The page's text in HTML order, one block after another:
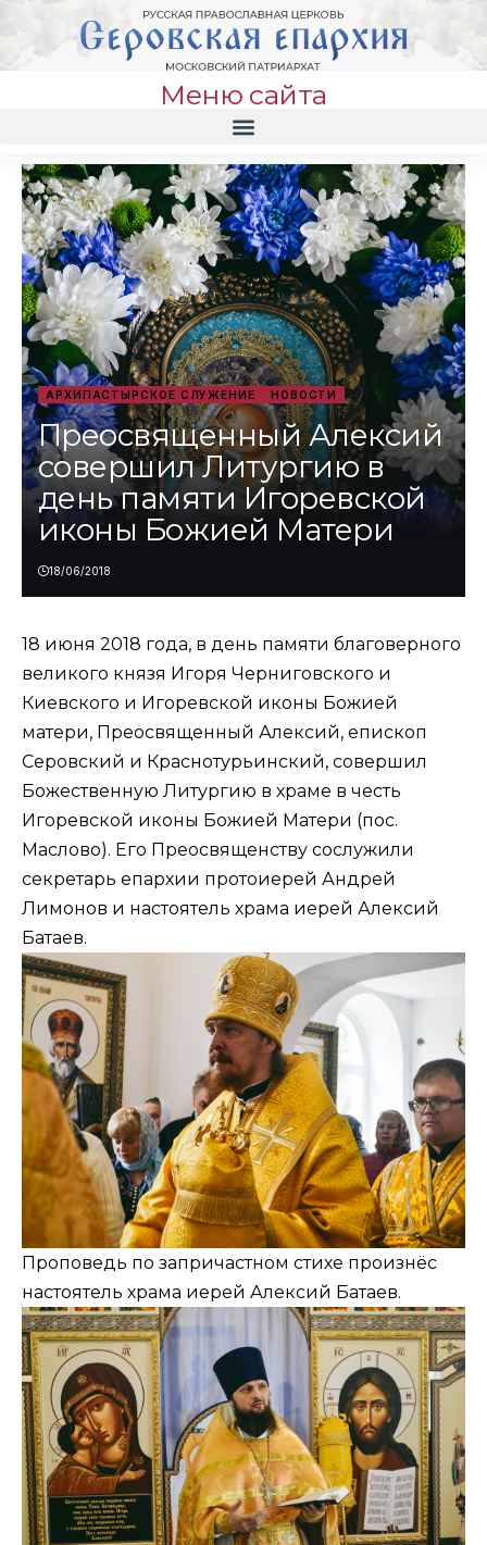
Меню сайта
АРХИПАСТЫРСКОЕ СЛУЖЕНИЕ НОВОСТИ
Преосвященный Алексий
совершил Литургию в
день памяти Игоревской
иконы Божией Матери
18/06/2018
18 июня 2018 года, в день памяти благоверного
великого князя Игоря Черниговского и
Киевского и Игоревской иконы Божией
матери, Преосвященный Алексий, епископ
Серовский и Краснотурьинский, совершил
Божественную Литургию в храме в честь
Игоревской иконы Божией Матери (пос.
Маслово). Его Преосвященству сослужили
секретарь епархии протоиерей Андрей
Лимонов и настоятель храма иерей Алексий
Батаев.
Проповедь по запричастном стихе произнёс
настоятель храма иерей Алексий Батаев.